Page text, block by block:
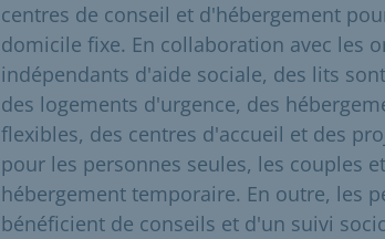
centres de conseil et d'hébergement
domicile fixe. En collaboration avec les
indépendants d'aide sociale, des lits
des logements d'urgence, des
flexibles, des centres d'accueil et des
pour les personnes seules, les couples
hébergement temporaire. En outre, les
bénéficient de conseils et d'un suivi